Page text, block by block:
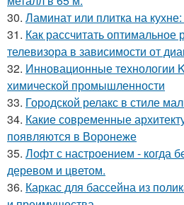
30. Ламинат или плитка на
31. Как рассчитать оптимальное
телевизора в зависимости от
32. Инновационные технологии
химической промышленности
33. Городской релакс в стиле
34. Какие современные
появляются в Воронеже
35. Лофт с настроением - когда
деревом и цветом.
36. Каркас для бассейна из